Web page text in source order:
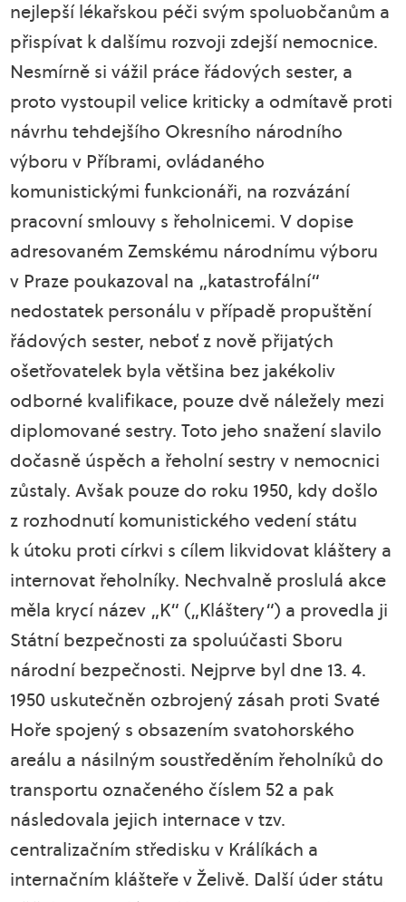
nejlepší lékařskou péči svým spoluobčanům a
přispívat k dalšímu rozvoji zdejší nemocnice.
Nesmírně si vážil práce řádových sester, a
proto vystoupil velice kriticky a odmítavě proti
návrhu tehdejšího Okresního národního
výboru v Příbrami, ovládaného
komunistickými funkcionáři, na rozvázání
pracovní smlouvy s řeholnicemi. V dopise
adresovaném Zemskému národnímu výboru
v Praze poukazoval na „katastrofální“
nedostatek personálu v případě propuštění
řádových sester, neboť z nově přijatých
ošetřovatelek byla většina bez jakékoliv
odborné kvalifikace, pouze dvě náležely mezi
diplomované sestry. Toto jeho snažení slavilo
dočasně úspěch a řeholní sestry v nemocnici
zůstaly. Avšak pouze do roku 1950, kdy došlo
z rozhodnutí komunistického vedení státu
k útoku proti církvi s cílem likvidovat kláštery a
internovat řeholníky. Nechvalně proslulá akce
měla krycí název „K“ („Kláštery“) a provedla ji
Státní bezpečnosti za spoluúčasti Sboru
národní bezpečnosti. Nejprve byl dne 13. 4.
1950 uskutečněn ozbrojený zásah proti Svaté
Hoře spojený s obsazením svatohorského
areálu a násilným soustředěním řeholníků do
transportu označeného číslem 52 a pak
následovala jejich internace v tzv.
centralizačním středisku v Králíkách a
internačním klášteře v Želivě. Další úder státu